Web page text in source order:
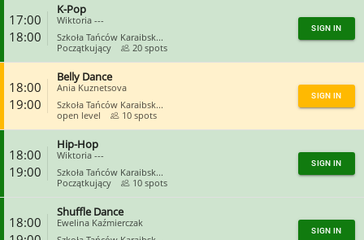
17:00
18:00
K-Pop
Wiktoria ---
Szkoła Tańców Karaibsk...
Początkujący
20 spots
SIGN IN
18:00
19:00
Belly Dance
Ania Kuznetsova
Szkoła Tańców Karaibsk...
open level
10 spots
SIGN IN
18:00
19:00
Hip-Hop
Wiktoria ---
Szkoła Tańców Karaibsk...
Początkujący
10 spots
SIGN IN
18:00
Shuffle Dance
Ewelina Kaźmierczak
SIGN IN